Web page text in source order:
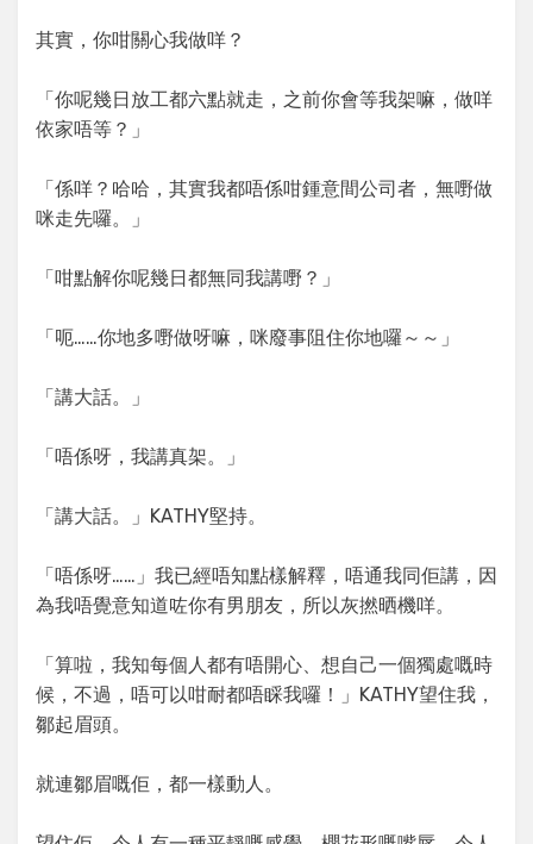
其實，你咁關心我做咩？
「你呢幾日放工都六點就走，之前你會等我架嘛，做咩
依家唔等？」
「係咩？哈哈，其實我都唔係咁鍾意間公司者，無嘢做
咪走先囉。」
「咁點解你呢幾日都無同我講嘢？」
「呃……你地多嘢做呀嘛，咪廢事阻住你地囉～～」
「講大話。」
「唔係呀，我講真架。」
「講大話。」KATHY堅持。
「唔係呀……」我已經唔知點樣解釋，唔通我同佢講，因
為我唔覺意知道咗你有男朋友，所以灰撚晒機咩。
「算啦，我知每個人都有唔開心、想自己一個獨處嘅時
候，不過，唔可以咁耐都唔睬我囉！」KATHY望住我，
鄒起眉頭。
就連鄒眉嘅佢，都一樣動人。